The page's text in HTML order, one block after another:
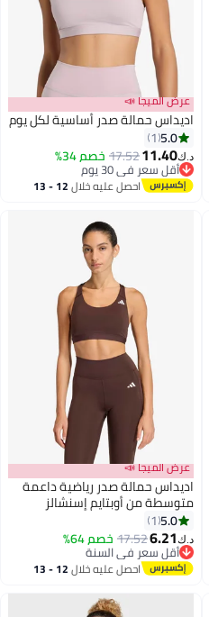
2
عرض الميجا 📣
اديداس حمالة صدر أساسية لكل يوم
5.0
1
د.ك‏11.40
17.52خصم 34%
أقل سعر في 30 يوم
أقل سعر في 30 يوماحصل عليه خلال 12 - 13
3
عرض الميجا 📣
اديداس حمالة صدر رياضية داعمة
متوسطة من أوبتايم إسنشالز
5.0
1
د.ك‏6.21
17.52خصم 64%
أقل سعر في السنة
أقل سعر في السنة
احصل عليه خلال 12 - 13